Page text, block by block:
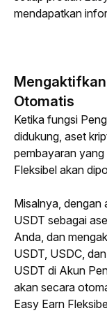
mendapatkan
Otomatis
Ketika fungsi
didukung, aset
pembayaran
Fleksibel akan
Misalnya, dengan
USDT sebagai
Anda, dan
USDT, USDC,
USDT di Akun
akan secara
Easy Earn